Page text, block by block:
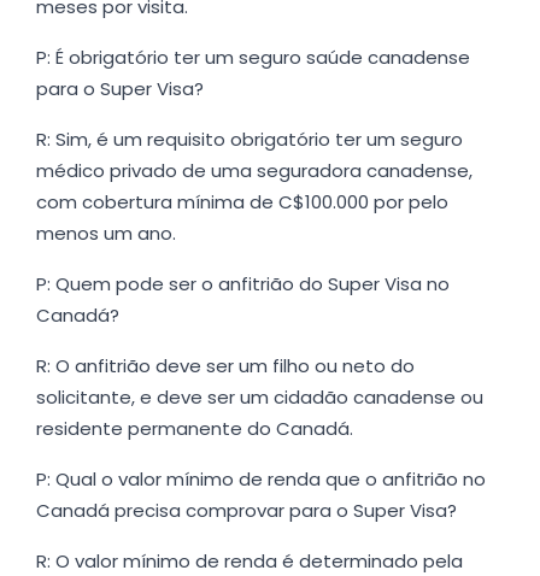
meses por visita.
P: É obrigatório ter um seguro saúde canadense
para o Super Visa?
R: Sim, é um requisito obrigatório ter um seguro
médico privado de uma seguradora canadense,
com cobertura mínima de C$100.000 por pelo
menos um ano.
P: Quem pode ser o anfitrião do Super Visa no
Canadá?
R: O anfitrião deve ser um filho ou neto do
solicitante, e deve ser um cidadão canadense ou
residente permanente do Canadá.
P: Qual o valor mínimo de renda que o anfitrião no
Canadá precisa comprovar para o Super Visa?
R: O valor mínimo de renda é determinado pela